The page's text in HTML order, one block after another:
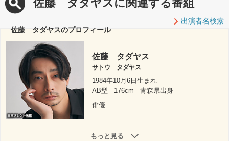
佐藤 タダヤスに関連する番組
出演者名検索
佐藤 タダヤスのプロフィール
佐藤 タダヤス
サトウ タダヤス
1984年10月6日生まれ
AB型
176cm
青森県出身
俳優
もっと見る